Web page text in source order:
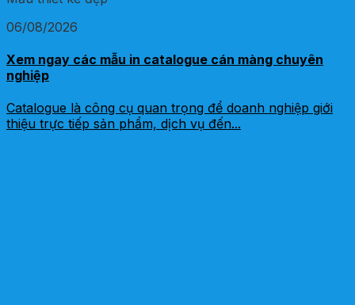
06/08/2026
Xem ngay các mẫu in catalogue cán màng chuyên
nghiệp
Catalogue là công cụ quan trọng để doanh nghiệp giới
thiệu trực tiếp sản phẩm, dịch vụ đến...